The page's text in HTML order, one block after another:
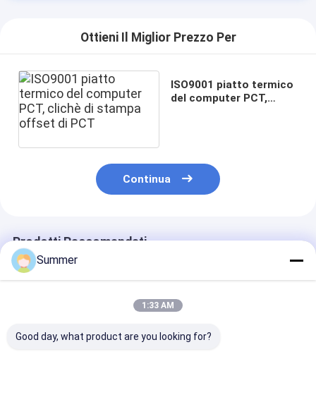
Ottieni Il Miglior Prezzo Per
ISO9001 piatto termico
del computer PCT,
Continua
Prodotti Raccomandati
Summer
1:33 AM
Good day, what product are you looking for?